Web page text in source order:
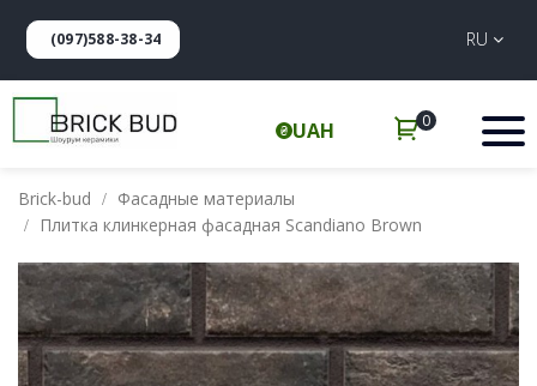
(097)588-38-34 RU
UAH 0
Brick-bud
Фасадные материалы
Плитка клинкерная фасадная Scandiano Brown